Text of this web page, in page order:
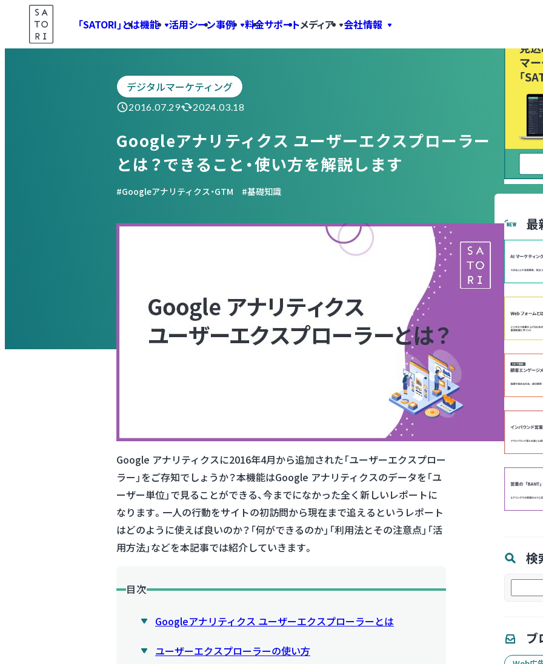
content
「SATORI」とは機能 活用シーン事例 料金サポートメディア
会社情報
デジタルマーケティング
2016.07.29 2024.03.18
Googleアナリティクス ユーザーエクスプローラー
とは？できること・使い方を解説します
Googleアナリティクス・GTM 基礎知識
Google アナリティクスに2016年4月から追加された「ユーザーエクスプロー
ラー」をご存知でしょうか？本機能はGoogle アナリティクスのデータを「ユ
ーザー単位」で見ることができる、今までになかった全く新しいレポートに
なります。一人の行動をサイトの初訪問から現在まで追えるというレポート
はどのように使えば良いのか？「何ができるのか」「利用法とその注意点」「活
用方法」などを本記事では紹介していきます。
目次
Googleアナリティクス ユーザーエクスプローラーとは
ユーザーエクスプローラーの使い方
最
検
検
索
ブ